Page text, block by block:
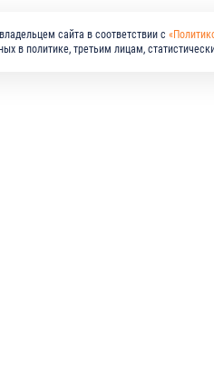
сайта в соответствии с
в политике, третьим лицам,